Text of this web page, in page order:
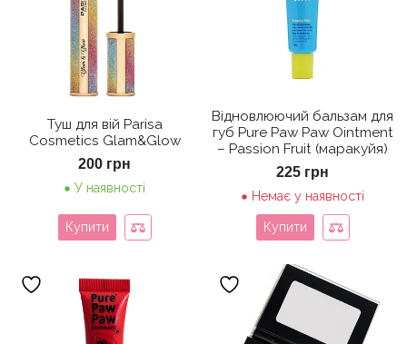
Туш для вій Parisa
Cosmetics Glam&Glow
200 грн
У наявності
Купити
Відновлюючий бальзам для
губ Pure Paw Paw Ointment
– Passion Fruit (маракуйя)
225 грн
Немає у наявності
Купити